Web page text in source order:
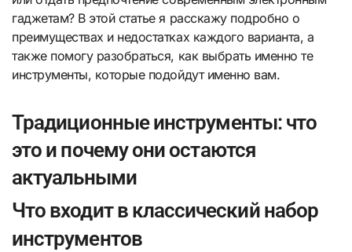
гаджетам? В этой статье я расскажу подробно о
преимуществах и недостатках каждого варианта, а
также помогу разобраться, как выбрать именно те
инструменты, которые подойдут именно вам.
Традиционные инструменты: что
это и почему они остаются
актуальными
Что входит в классический набор
инструментов